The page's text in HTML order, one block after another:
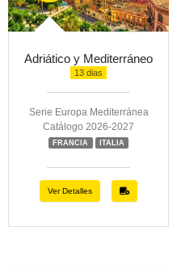
Adriático y Mediterráneo
13 dias
Serie Europa Mediterránea
Catálogo 2026-2027
FRANCIA ITALIA
Ver Detalles